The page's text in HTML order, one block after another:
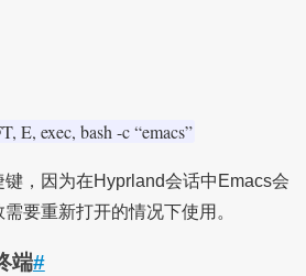
E, exec, bash -c “emacs”
，因为在Hyprland会话中Emacs会
要重新打开的情况下使用。
端#